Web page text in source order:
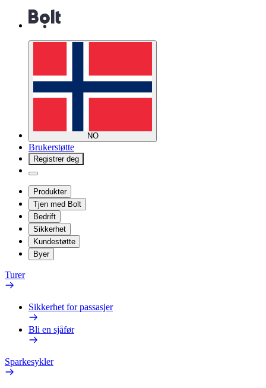
NO
Brukerstøtte
Registrer deg
Produkter
Tjen med Bolt
Bedrift
Sikkerhet
Kundestøtte
Byer
Turer
Sikkerhet for passasjer
Bli en sjåfør
Sparkesykler